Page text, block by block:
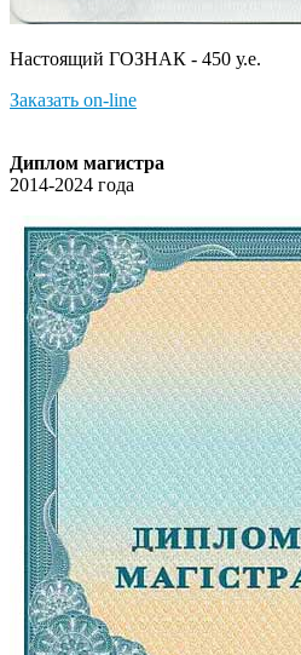
Настоящий ГОЗНАК - 450 у.е.
Заказать on-line
Диплом магистра
2014-2024 года